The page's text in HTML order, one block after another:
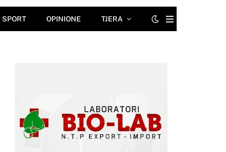
SPORT OPINIONE TJERA